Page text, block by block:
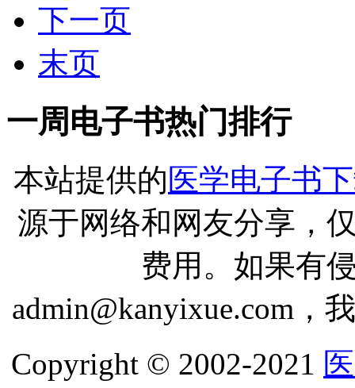
下一页
末页
一周电子书热门排行
本站提供的医学电子书
源于网络和网友分享，
费用。如果有
admin@kanyixue.com，
Copyright © 2002-2021